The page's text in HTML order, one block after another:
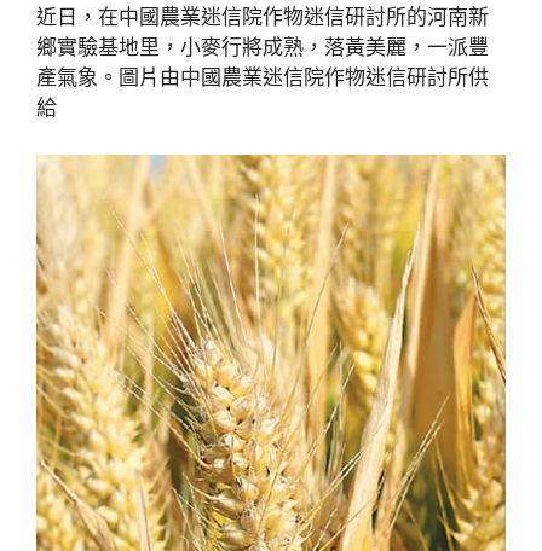
近日，在中國農業迷信院作物迷信研討所的河南新
鄉實驗基地里，小麥行將成熟，落黃美麗，一派豐
產氣象。圖片由中國農業迷信院作物迷信研討所供
給